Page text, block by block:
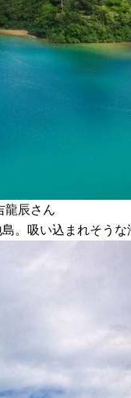
龍辰さん
。吸い込まれそう